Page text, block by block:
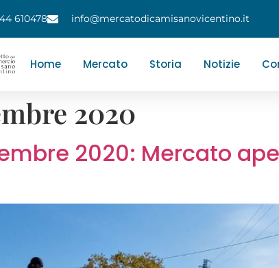
610478 info@mercatodicamisanovicentino.it
Home Mercato Storia Notizie
2020
2020: Mercato